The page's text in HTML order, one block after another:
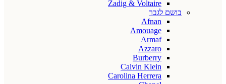
Zadig & Voltaire
בושם לגבר
Afnan
Amouage
Armaf
Azzaro
Burberry
Calvin Klein
Carolina Herrera